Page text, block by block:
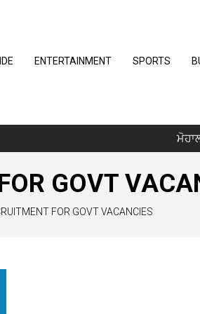
ENTERTAINMENT SPORTS
GOVT
FOR GOVT VACANCIES